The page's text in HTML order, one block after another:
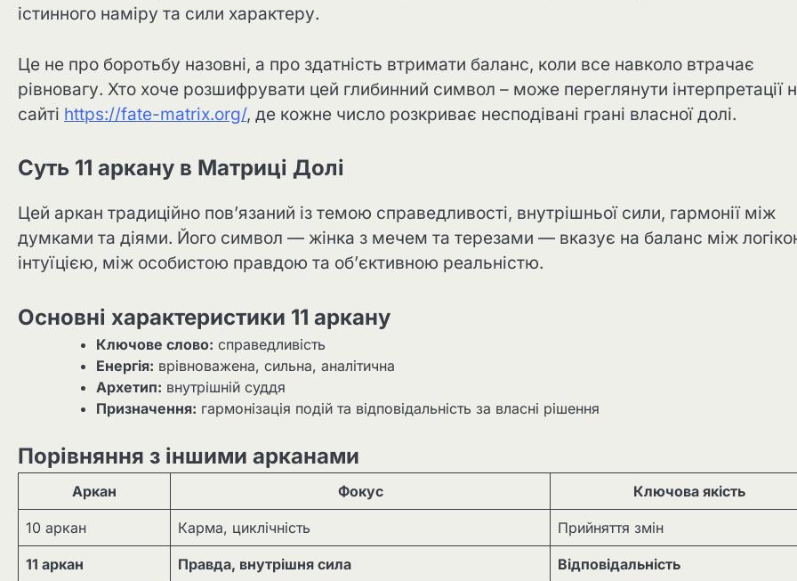
істинного наміру та сили характеру.
Це не про боротьбу назовні, а про здатність втримати баланс, коли все навколо втрачає
рівновагу. Хто хоче розшифрувати цей глибинний символ – може переглянути інтерпретації
сайті https://fate-matrix.org/, де кожне число розкриває несподівані грані власної долі.
Суть 11 аркану в Матриці Долі
Цей аркан традиційно пов’язаний із темою справедливості, внутрішньої сили, гармонії між
думками та діями. Його символ — жінка з мечем та терезами — вказує на баланс між
інтуїцією, між особистою правдою та об’єктивною реальністю.
Основні характеристики 11 аркану
Ключове слово: справедливість
Енергія: врівноважена, сильна, аналітична
Архетип: внутрішній суддя
Призначення: гармонізація подій та відповідальність за власні рішення
Порівняння з іншими арканами
Аркан Фокус Ключова якість
10 аркан Карма, циклічність Прийняття змін
11 аркан Правда, внутрішня сила Відповідальність